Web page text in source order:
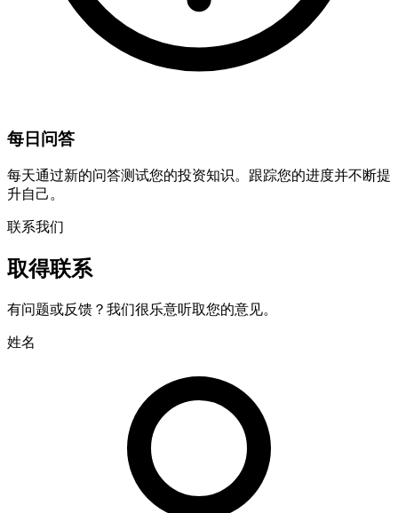
每日问答
每天通过新的问答测试您的投资知识。跟踪您的进度并不断提
升自己。
联系我们
取得联系
有问题或反馈？我们很乐意听取您的意见。
姓名